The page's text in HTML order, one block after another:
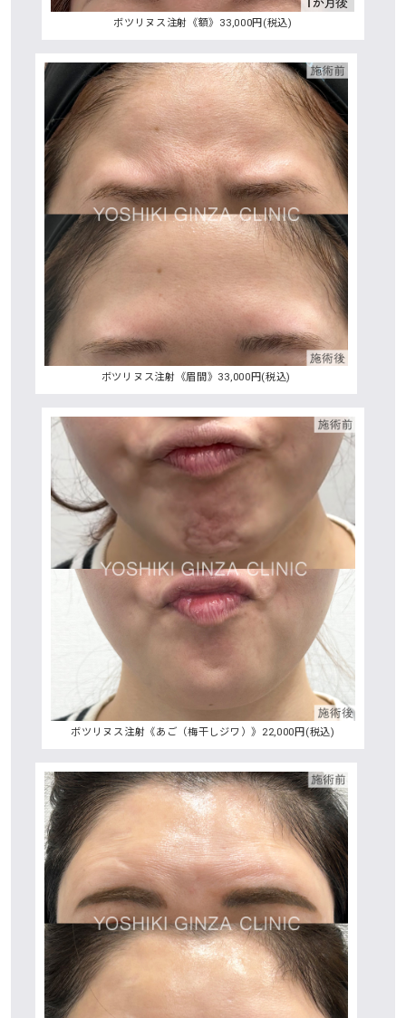
ボツリヌス注射《額》33,000円(税込)
ボツリヌス注射《眉間》33,000円(税込)
ボツリヌス注射《あご（梅干しジワ）》22,000円(税込)